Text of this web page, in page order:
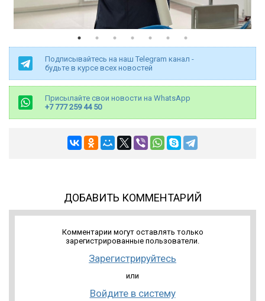
Подписывайтесь на наш Telegram канал -
будьте в курсе всех новостей
Присылайте свои новости на WhatsApp
+7 777 259 44 50
ДОБАВИТЬ КОММЕНТАРИЙ
Комментарии могут оставлять только
зарегистрированные пользователи.
Зарегистрируйтесь
или
Войдите в систему